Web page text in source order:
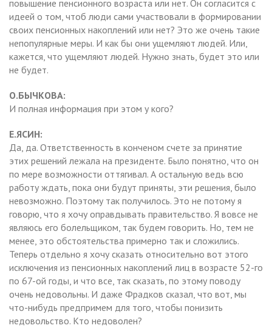
повышение пенсионного возраста или нет. Он согласится с
идеей о том, чтоб люди сами участвовали в формировании
своих пенсионных накоплений или нет? Это же очень такие
непопулярные меры. И как бы они ущемляют людей. Или,
кажется, что ущемляют людей. Нужно знать, будет это или
не будет.
О.БЫЧКОВА:
И полная информация при этом у кого?
Е.ЯСИН:
Да, да. Ответственность в конченом счете за принятие
этих решений лежала на президенте. Было понятно, что он
по мере возможности оттягивал. А остальную ведь всю
работу ждать, пока они будут приняты, эти решения, было
невозможно. Поэтому так получилось. Это не потому я
говорю, что я хочу оправдывать правительство. Я вовсе не
являюсь его болельщиком, так будем говорить. Но, тем не
менее, это обстоятельства примерно так и сложились.
Теперь отдельно я хочу сказать относительно вот этого
исключения из пенсионных накоплений лиц в возрасте 52-го
по 67-ой годы, и что все, так сказать, по этому поводу
очень недовольны. И даже Фрадков сказал, что вот, мы
что-нибудь предпримем для того, чтобы понизить
недовольство. Кто недоволен?